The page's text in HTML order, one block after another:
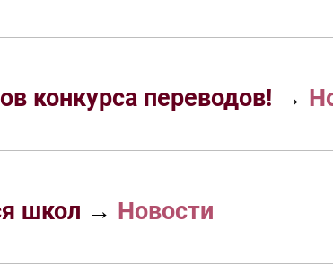
конкурса переводов! →
школ → Новости